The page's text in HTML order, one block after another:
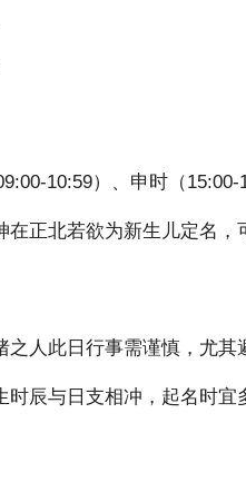
10:59）、申时（15:00-
正北若欲为新生儿定名，
人此日行事需谨慎，尤其
时辰与日支相冲，起名时宜